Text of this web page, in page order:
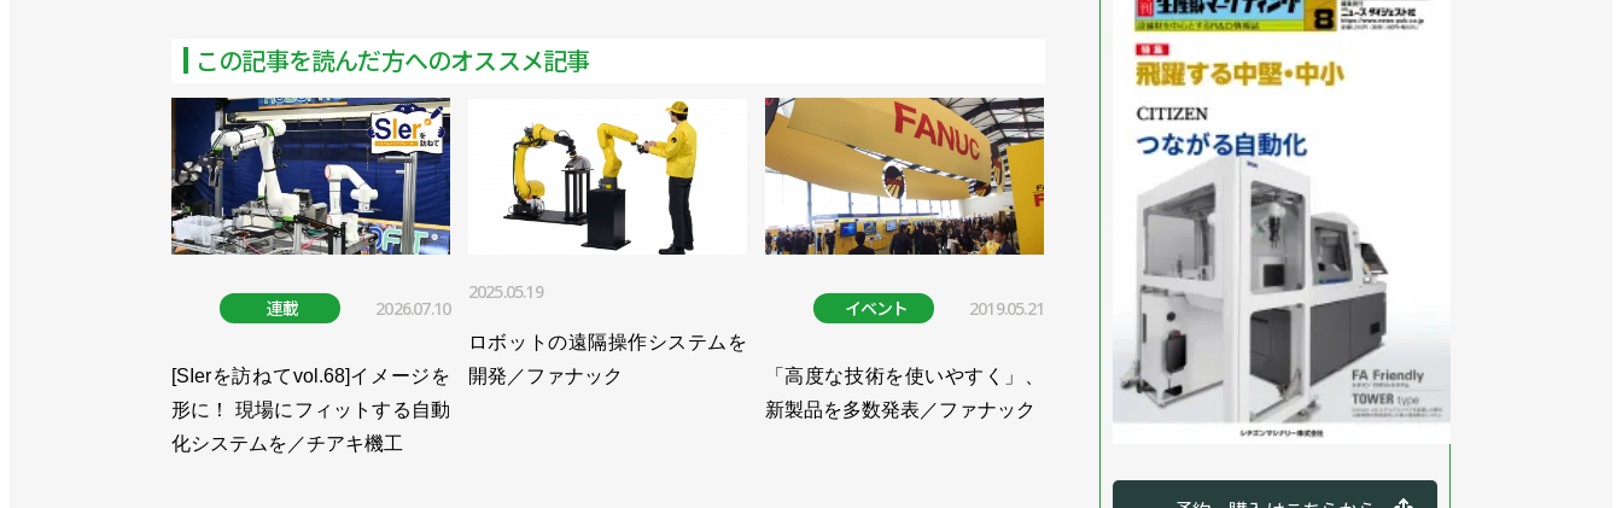
この記事を読んだ方へのオススメ記事
連載 2026.07.10
[SIerを訪ねてvol.68]イメージを
形に！ 現場にフィットする自動
化システムを／チアキ機工
2025.05.19
ロボットの遠隔操作システムを
開発／ファナック
イベント 2019.05.21
「高度な技術を使いやすく」、
新製品を多数発表／ファナック